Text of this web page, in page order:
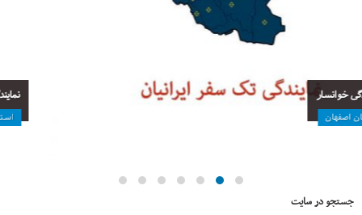
نمایندگی بوئین میاندشت
جستجو در سایت